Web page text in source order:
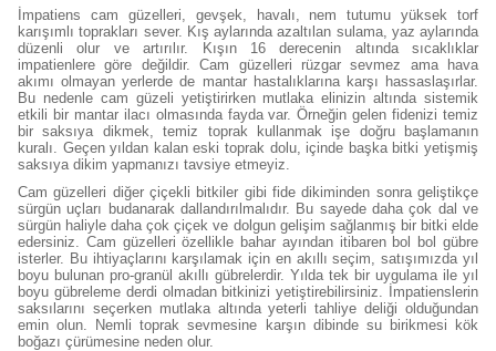
İmpatiens cam güzelleri, gevşek, havalı, nem tutumu yüksek torf
karışımlı toprakları sever. Kış aylarında azaltılan sulama, yaz aylarında
düzenli olur ve artırılır. Kışın 16 derecenin altında sıcaklıklar
impatienlere göre değildir. Cam güzelleri rüzgar sevmez ama hava
akımı olmayan yerlerde de mantar hastalıklarına karşı hassaslaşırlar.
Bu nedenle cam güzeli yetiştirirken mutlaka elinizin altında sistemik
etkili bir mantar ilacı olmasında fayda var. Örneğin gelen fidenizi temiz
bir saksıya dikmek, temiz toprak kullanmak işe doğru başlamanın
kuralı. Geçen yıldan kalan eski toprak dolu, içinde başka bitki yetişmiş
saksıya dikim yapmanızı tavsiye etmeyiz.
Cam güzelleri diğer çiçekli bitkiler gibi fide dikiminden sonra geliştikçe
sürgün uçları budanarak dallandırılmalıdır. Bu sayede daha çok dal ve
sürgün haliyle daha çok çiçek ve dolgun gelişim sağlanmış bir bitki elde
edersiniz. Cam güzelleri özellikle bahar ayından itibaren bol bol gübre
isterler. Bu ihtiyaçlarını karşılamak için en akıllı seçim, satışımızda yıl
boyu bulunan pro-granül akıllı gübrelerdir. Yılda tek bir uygulama ile yıl
boyu gübreleme derdi olmadan bitkinizi yetiştirebilirsiniz. İmpatienslerin
saksılarını seçerken mutlaka altında yeterli tahliye deliği olduğundan
emin olun. Nemli toprak sevmesine karşın dibinde su birikmesi kök
boğazı çürümesine neden olur.